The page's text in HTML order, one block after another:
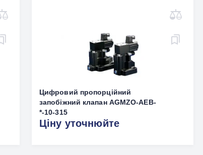
Цифровий пропорційний
запобіжний клапан AGMZO-AEB-
*-10-315
Ціну уточнюйте